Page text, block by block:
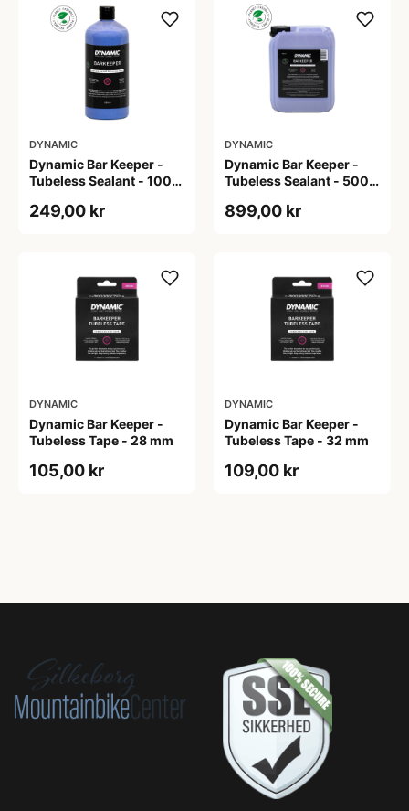
DYNAMIC
Dynamic Bar Keeper -
Tubeless Sealant - 1000
249,00 kr
DYNAMIC
Dynamic Bar Keeper -
Tubeless Sealant - 5000
899,00 kr
DYNAMIC
Dynamic Bar Keeper -
Tubeless Tape - 28 mm
105,00 kr
DYNAMIC
Dynamic Bar Keeper -
Tubeless Tape - 32 mm
109,00 kr